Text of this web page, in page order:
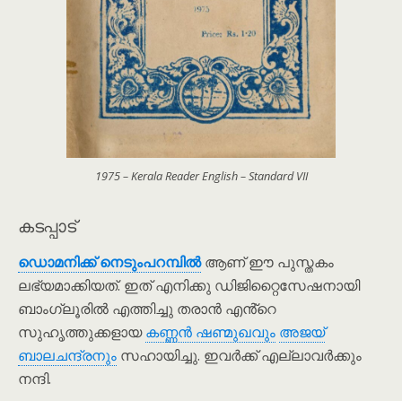
1975 – Kerala Reader English – Standard VII
കടപ്പാട്
ഡൊമനിക്ക് നെടും‌പറമ്പിൽആണ് ഈ പുസ്തകം
ലഭ്യമാക്കിയത്. ഇത് എനിക്കു ഡിജിറ്റൈസേഷനായി
ബാംഗ്ലൂരിൽ എത്തിച്ചു തരാൻ എൻ്റെ
സുഹൃത്തുക്കളായകണ്ണൻ ഷണ്മുഖവും അജയ്
ബാലചന്ദ്രനും സഹായിച്ചു. ഇവർക്ക് എല്ലാവർക്കും
നന്ദി.